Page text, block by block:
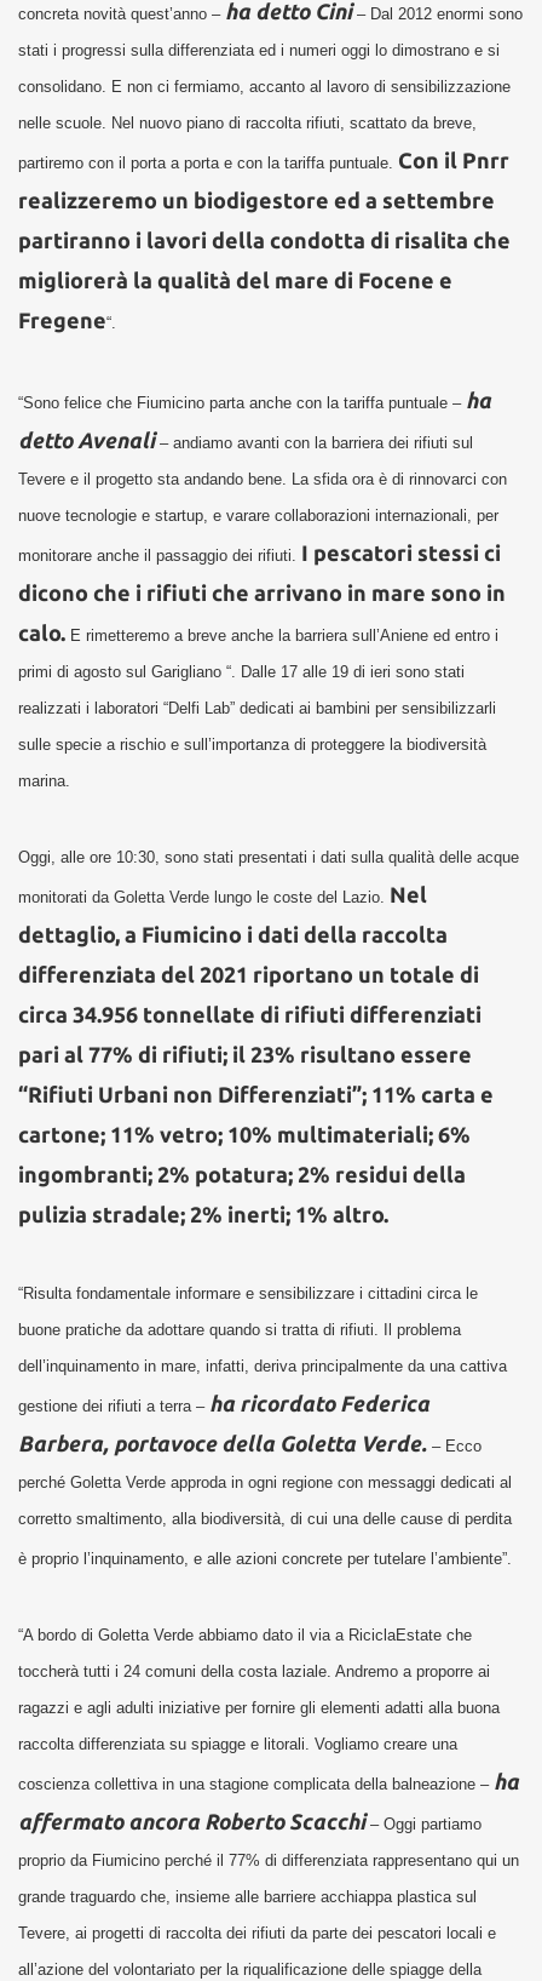
concreta novità quest’anno – ha detto Cini – Dal 2012 enormi sono
stati i progressi sulla differenziata ed i numeri oggi lo dimostrano e si
consolidano. E non ci fermiamo, accanto al lavoro di sensibilizzazione
nelle scuole. Nel nuovo piano di raccolta rifiuti, scattato da breve,
partiremo con il porta a porta e con la tariffa puntuale. Con il Pnrr
realizzeremo un biodigestore ed a settembre
partiranno i lavori della condotta di risalita che
migliorerà la qualità del mare di Focene e
Fregene“.
“Sono felice che Fiumicino parta anche con la tariffa puntuale – ha
detto Avenali – andiamo avanti con la barriera dei rifiuti sul
Tevere e il progetto sta andando bene. La sfida ora è di rinnovarci con
nuove tecnologie e startup, e varare collaborazioni internazionali, per
monitorare anche il passaggio dei rifiuti. I pescatori stessi ci
dicono che i rifiuti che arrivano in mare sono in
calo. E rimetteremo a breve anche la barriera sull’Aniene ed entro i
primi di agosto sul Garigliano “. Dalle 17 alle 19 di ieri sono stati
realizzati i laboratori “Delfi Lab” dedicati ai bambini per sensibilizzarli
sulle specie a rischio e sull’importanza di proteggere la biodiversità
marina.
Oggi, alle ore 10:30, sono stati presentati i dati sulla qualità delle acque
monitorati da Goletta Verde lungo le coste del Lazio. Nel
dettaglio, a Fiumicino i dati della raccolta
differenziata del 2021 riportano un totale di
circa 34.956 tonnellate di rifiuti differenziati
pari al 77% di rifiuti; il 23% risultano essere
“Rifiuti Urbani non Differenziati”; 11% carta e
cartone; 11% vetro; 10% multimateriali; 6%
ingombranti; 2% potatura; 2% residui della
pulizia stradale; 2% inerti; 1% altro.
“Risulta fondamentale informare e sensibilizzare i cittadini circa le
buone pratiche da adottare quando si tratta di rifiuti. Il problema
dell’inquinamento in mare, infatti, deriva principalmente da una cattiva
gestione dei rifiuti a terra – ha ricordato Federica
Barbera, portavoce della Goletta Verde. –Ecco
perché Goletta Verde approda in ogni regione con messaggi dedicati al
corretto smaltimento, alla biodiversità, di cui una delle cause di perdita
è proprio l’inquinamento, e alle azioni concrete per tutelare l’ambiente”.
“A bordo di Goletta Verde abbiamo dato il via a RiciclaEstate che
toccherà tutti i 24 comuni della costa laziale. Andremo a proporre ai
ragazzi e agli adulti iniziative per fornire gli elementi adatti alla buona
raccolta differenziata su spiagge e litorali. Vogliamo creare una
coscienza collettiva in una stagione complicata della balneazione – ha
affermato ancora Roberto Scacchi – Oggi partiamo
proprio da Fiumicino perché il 77% di differenziata rappresentano qui un
grande traguardo che, insieme alle barriere acchiappa plastica sul
Tevere, ai progetti di raccolta dei rifiuti da parte dei pescatori locali e
all’azione del volontariato per la riqualificazione delle spiagge della